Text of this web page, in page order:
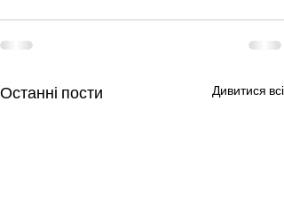
Останні пости Дивитися всі